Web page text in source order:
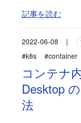
記事を読む
2022-06-08 |
#k8s
#container
コンテナ
Desktop
法